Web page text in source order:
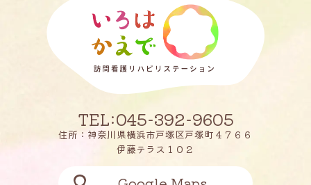
TEL:045-392-9605
住所：神奈川県横浜市戸塚区戸塚町４７６６
伊藤テラス１０２